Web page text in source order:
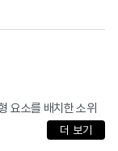
요소를 배치한 소위
더 보기